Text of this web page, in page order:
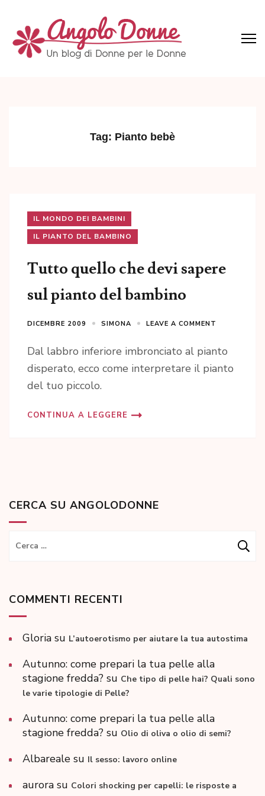
content
(Press
Tag: Pianto bebè
IL MONDO DEI BAMBINI
IL PIANTO DEL BAMBINO
Tutto quello che devi sapere
sul pianto del bambino
DICEMBRE 2009 SIMONA LEAVE A COMMENT
Dal labbro inferiore imbronciato al pianto
disperato, ecco come interpretare il pianto
del tuo piccolo.
CONTINUA A LEGGERE
CERCA SU ANGOLODONNE
Ricerca
COMMENTI RECENTI
Gloria su L’autoerotismo per aiutare la tua autostima
Autunno: come prepari la tua pelle alla
stagione fredda? su Che tipo di pelle hai? Quali sono
le varie tipologie di Pelle?
Autunno: come prepari la tua pelle alla
stagione fredda? su Olio di oliva o olio di semi?
Albareale su Il sesso: lavoro online
aurora su Colori shocking per capelli: le risposte a